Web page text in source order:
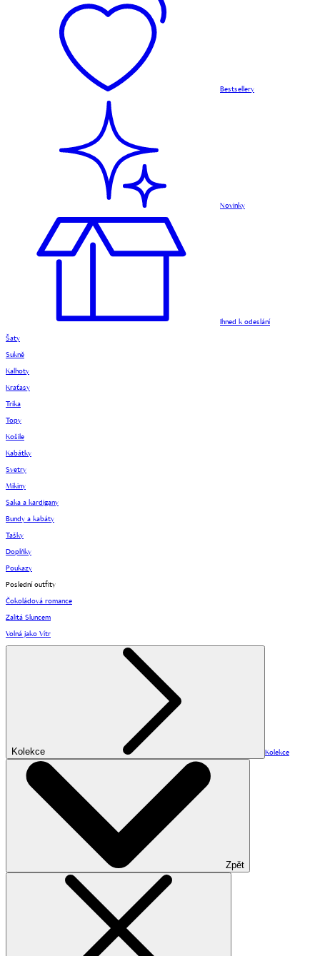
Bestsellery
Novinky
Ihned k odeslání
Šaty
Sukně
Kalhoty
Kraťasy
Trika
Topy
Košile
Kabátky
Svetry
Mikiny
Saka a kardigany
Bundy a kabáty
Tašky
Doplňky
Poukazy
Poslední outfity
Čokoládová romance
Zalitá Sluncem
Volná jako Vítr
Kolekce Kolekce
Zpět